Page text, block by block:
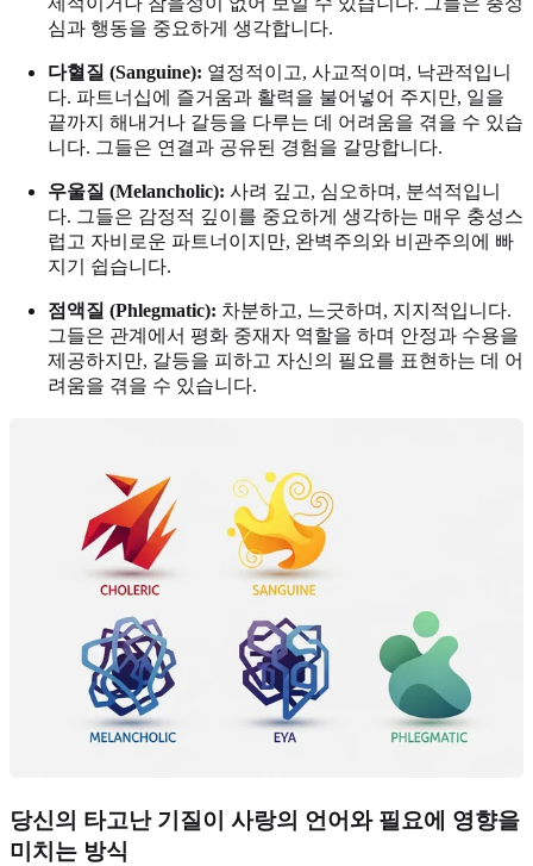
심과 행동을 중요하게 생각합니다.
다혈질 (Sanguine): 열정적이고, 사교적이며, 낙관적입니
다. 파트너십에 즐거움과 활력을 불어넣어 주지만, 일을
끝까지 해내거나 갈등을 다루는 데 어려움을 겪을 수 있습
니다. 그들은 연결과 공유된 경험을 갈망합니다.
우울질 (Melancholic): 사려 깊고, 심오하며, 분석적입니
다. 그들은 감정적 깊이를 중요하게 생각하는 매우 충성스
럽고 자비로운 파트너이지만, 완벽주의와 비관주의에 빠
지기 쉽습니다.
점액질 (Phlegmatic): 차분하고, 느긋하며, 지지적입니다.
그들은 관계에서 평화 중재자 역할을 하며 안정과 수용을
제공하지만, 갈등을 피하고 자신의 필요를 표현하는 데 어
려움을 겪을 수 있습니다.
당신의 타고난 기질이 사랑의 언어와 필요에 영향을
미치는 방식